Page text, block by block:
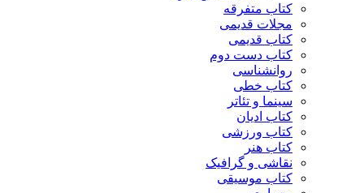
کتاب متفرقه
مجلات قدیمی
کتاب قدیمی
کتاب دست دوم
روانشناسی
کتاب خطی
سینما و تئاتر
کتاب ادیان
کتاب ورزشی
کتاب هنر
نقاشی و گرافیک
کتاب موسیقی